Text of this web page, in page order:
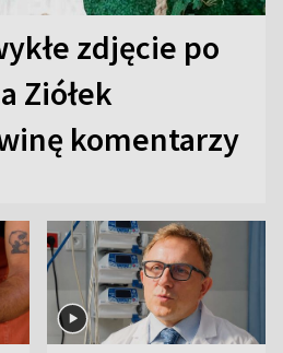
zdjęcie po
Ziółek
komentarzy